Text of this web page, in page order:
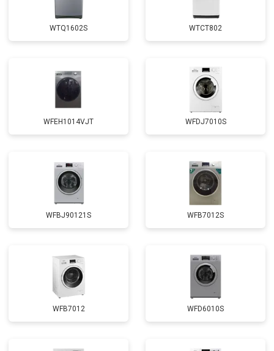
Замена крестовины от 2750 ₽
Замена подшипников от 2800 ₽ Заказать
Замена мотора от 3800 ₽ Заказать
от 2200 ₽ Заказать
Замена ТЭН от 2300 ₽ Заказать
Замена блока управления от 3600 ₽ Заказать
Замена прессостата от 3350 ₽ Заказать
Замена сливного насоса от 3450 ₽
Замена сливного шланга от 2100 ₽ Заказать
WTQ1602S WTCT802
WFEH1014VJT WFDJ7010S
WFBJ90121S WFB7012S
WFB7012 WFD6010S